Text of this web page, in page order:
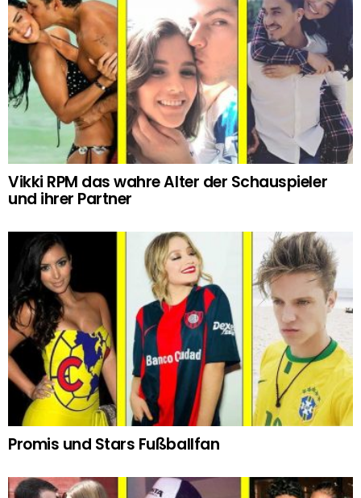
Vikki RPM das wahre Alter der Schauspieler
und ihrer Partner
Promis und Stars Fußballfan